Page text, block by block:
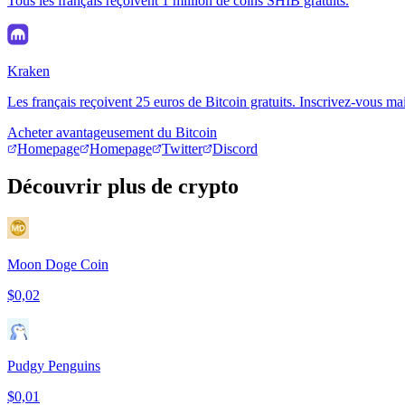
Kraken
Les français reçoivent 25 euros de Bitcoin gratuits. Inscrivez-vous
Acheter avantageusement du Bitcoin
Homepage
Homepage Twitter Discord
Découvrir plus de crypto
Moon Doge Coin
$0,02
Pudgy Penguins
$0,01